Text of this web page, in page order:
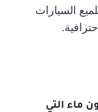
السيارات
ماء التي